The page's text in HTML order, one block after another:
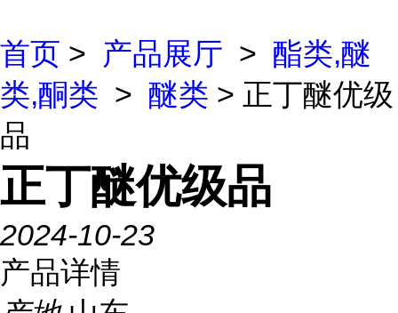
首页 > 产品展厅 > 酯类,醚
类,酮类 > 醚类 > 正丁醚优级
品
正丁醚优级品
2024-10-23
产品详情